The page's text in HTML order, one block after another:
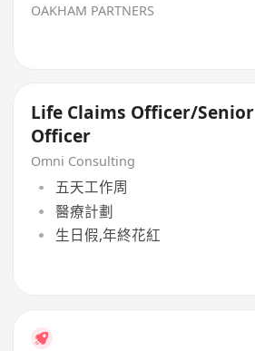
OAKHAM PARTNERS
Life Claims Officer/Senior
Officer
Omni Consulting
五天工作周
醫療計劃
生日假,年終花紅